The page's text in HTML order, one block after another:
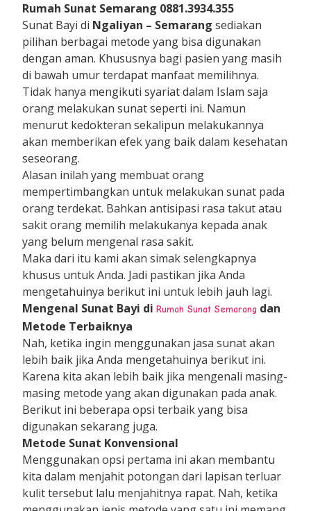
Rumah Sunat Semarang 0881.3934.355
Sunat Bayi di Ngaliyan – Semarangsediakan
pilihan berbagai metode yang bisa digunakan
dengan aman. Khususnya bagi pasien yang masih
di bawah umur terdapat manfaat memilihnya.
Tidak hanya mengikuti syariat dalam Islam saja
orang melakukan sunat seperti ini. Namun
menurut kedokteran sekalipun melakukannya
akan memberikan efek yang baik dalam kesehatan
seseorang.
Alasan inilah yang membuat orang
mempertimbangkan untuk melakukan sunat pada
orang terdekat. Bahkan antisipasi rasa takut atau
sakit orang memilih melakukanya kepada anak
yang belum mengenal rasa sakit.
Maka dari itu kami akan simak selengkapnya
khusus untuk Anda. Jadi pastikan jika Anda
mengetahuinya berikut ini untuk lebih jauh lagi.
Mengenal Sunat Bayi diRumah Sunat Semarang dan
Metode Terbaiknya
Nah, ketika ingin menggunakan jasa sunat akan
lebih baik jika Anda mengetahuinya berikut ini.
Karena kita akan lebih baik jika mengenali masing-
masing metode yang akan digunakan pada anak.
Berikut ini beberapa opsi terbaik yang bisa
digunakan sekarang juga.
Metode Sunat Konvensional
Menggunakan opsi pertama ini akan membantu
kita dalam menjahit potongan dari lapisan terluar
kulit tersebut lalu menjahitnya rapat. Nah, ketika